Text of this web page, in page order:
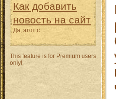
Как добавить
новость на сайт
Да, этот с
This feature is for Premium users
only!